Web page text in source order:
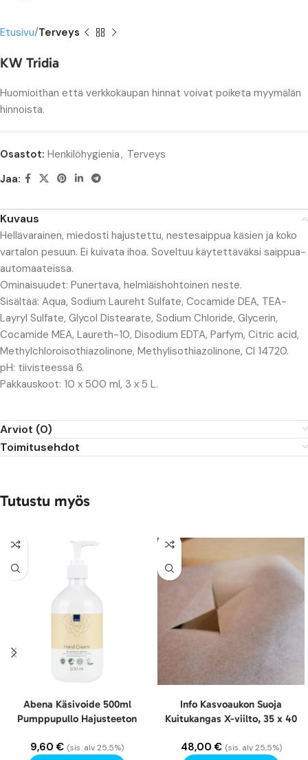
Etusivu Terveys
KW Tridia
Huomioithan että verkkokaupan hinnat voivat poiketa myymälän
hinnoista.
Osastot: Henkilöhygienia, Terveys
Jaa:
Kuvaus
Hellävarainen, miedosti hajustettu, nestesaippua käsien ja koko
vartalon pesuun. Ei kuivata ihoa. Soveltuu käytettäväksi saippua-
automaateissa.
Ominaisuudet: Punertava, helmiäishohtoinen neste.
Sisältää: Aqua, Sodium Laureht Sulfate, Cocamide DEA, TEA-
Layryl Sulfate, Glycol Distearate, Sodium Chloride, Glycerin,
Cocamide MEA, Laureth-10, Disodium EDTA, Parfym, Citric acid,
Methylchloroisothiazolinone, Methylisothiazolinone, CI 14720.
pH: tiivisteessä 6.
Pakkauskoot: 10 x 500 ml, 3 x 5 L.
Arviot (0)
Toimitusehdot
Tutustu myös
Abena Käsivoide 500ml
Pumppupullo Hajusteeton
9,60€ (sis. alv 25,5%)
Info Kasvoaukon Suoja
Kuitukangas X-viilto, 35 x 40
48,00€ (sis. alv 25,5%)